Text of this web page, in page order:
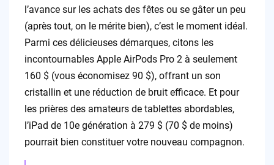
l’avance sur les achats des fêtes ou se gâter un peu
(après tout, on le mérite bien), c’est le moment idéal.
Parmi ces délicieuses démarques, citons les
incontournables Apple AirPods Pro 2 à seulement
160 $ (vous économisez 90 $), offrant un son
cristallin et une réduction de bruit efficace. Et pour
les prières des amateurs de tablettes abordables,
l’iPad de 10e génération à 279 $ (70 $ de moins)
pourrait bien constituer votre nouveau compagnon.